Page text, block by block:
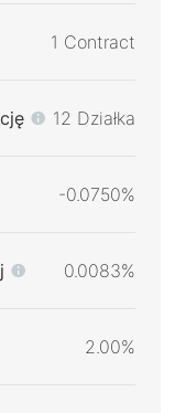
1 Contract
12 Działka
-0.0750%
0.0083%
2.00%